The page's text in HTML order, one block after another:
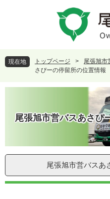
頭
で
。
飛
ば
て
現在地 トップページ > 尾張旭市
さぴーの停留所の位置情報
尾張旭市営バスあさぴ
尾張旭市営バスあ
本